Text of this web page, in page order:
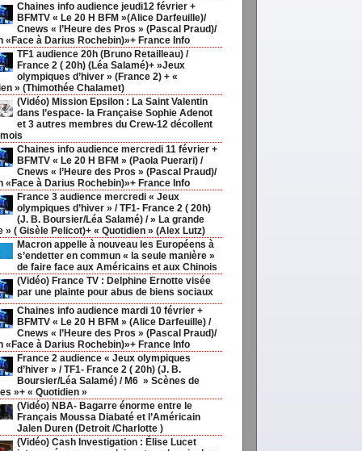
Chaines info audience jeudi12 février +
BFMTV « Le 20 H BFM »(Alice Darfeuille)/
Cnews « l’Heure des Pros » (Pascal Praud)/
«Face à Darius Rochebin)»+ France Info
TF1 audience 20h (Bruno Retailleau) /
France 2 ( 20h) (Léa Salamé)+ »Jeux
olympiques d’hiver » (France 2) + «
» (Thimothée Chalamet)
(Vidéo) Mission Epsilon : La Saint Valentin
dans l’espace- la Française Sophie Adenot
et 3 autres membres du Crew-12 décollent
Chaines info audience mercredi 11 février +
BFMTV « Le 20 H BFM » (Paola Puerari) /
Cnews « l’Heure des Pros » (Pascal Praud)/
«Face à Darius Rochebin)»+ France Info
France 3 audience mercredi « Jeux
olympiques d’hiver » / TF1- France 2 ( 20h)
(J. B. Boursier/Léa Salamé) / » La grande
» ( Gisèle Pelicot)+ « Quotidien » (Alex Lutz)
Macron appelle à nouveau les Européens à
s’endetter en commun « la seule manière »
de faire face aux Américains et aux Chinois
(Vidéo) France TV : Delphine Ernotte visée
par une plainte pour abus de biens sociaux
Chaines info audience mardi 10 février +
BFMTV « Le 20 H BFM » (Alice Darfeuille) /
Cnews « l’Heure des Pros » (Pascal Praud)/
«Face à Darius Rochebin)»+ France Info
France 2 audience « Jeux olympiques
d’hiver » / TF1- France 2 ( 20h) (J. B.
Boursier/Léa Salamé) / M6 » Scènes de
»+ « Quotidien »
(Vidéo) NBA- Bagarre énorme entre le
Français Moussa Diabaté et l’Américain
Jalen Duren (Detroit /Charlotte )
(Vidéo) Cash Investigation : Élise Lucet